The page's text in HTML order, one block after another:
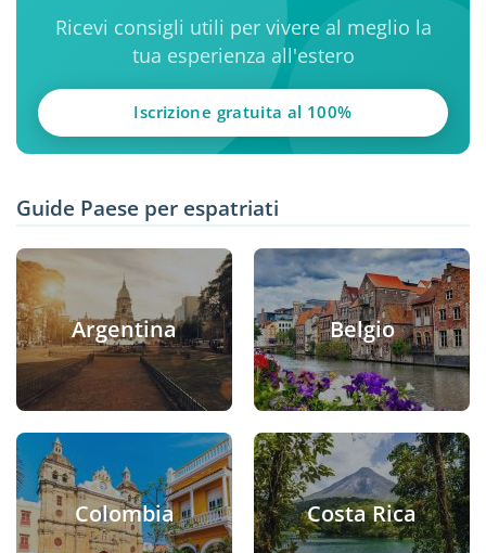
Ricevi consigli utili per vivere al meglio la
tua esperienza all'estero
Iscrizione gratuita al 100%
Guide Paese per espatriati
Argentina Belgio
Colombia Costa Rica